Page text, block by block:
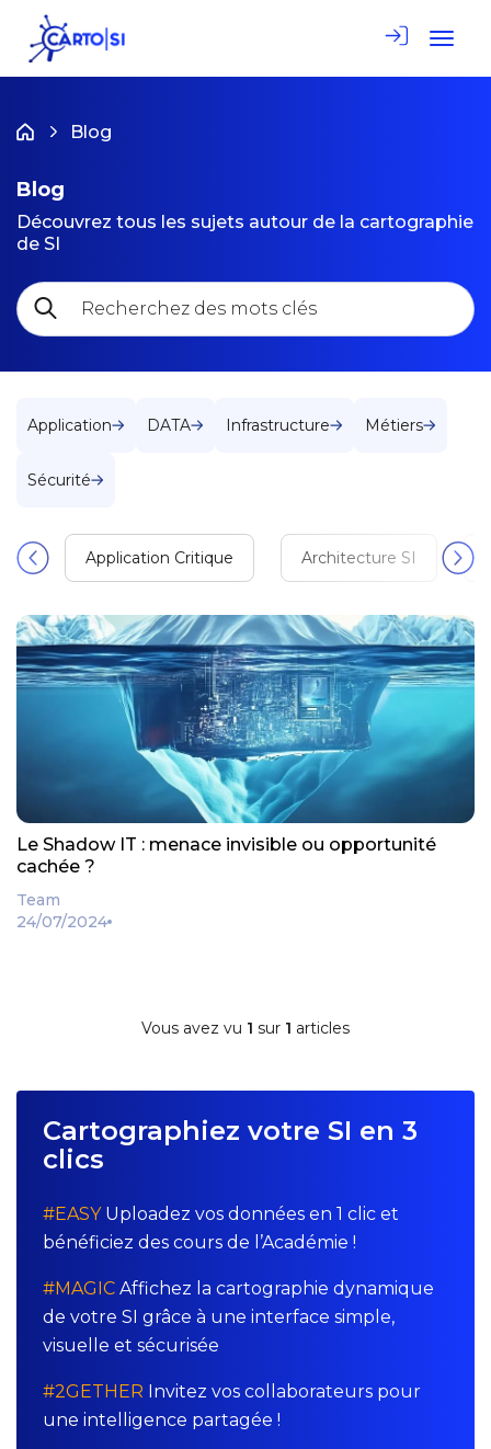
Blog
Blog
Découvrez tous les sujets autour de la cartographie
de SI
Application DATA Infrastructure Métiers
Sécurité
Application Critique Architecture SI
Le Shadow IT : menace invisible ou opportunité
cachée ?
Team
24/07/2024
Vous avez vu 1 sur 1 articles
Cartographiez votre SI en 3
clics
#EASYUploadez vos données en 1 clic et
bénéficiez des cours de l’Académie !
#MAGIC Affichez la cartographie dynamique
de votre SI grâce à une interface simple,
visuelle et sécurisée
#2GETHER Invitez vos collaborateurs pour
une intelligence partagée !